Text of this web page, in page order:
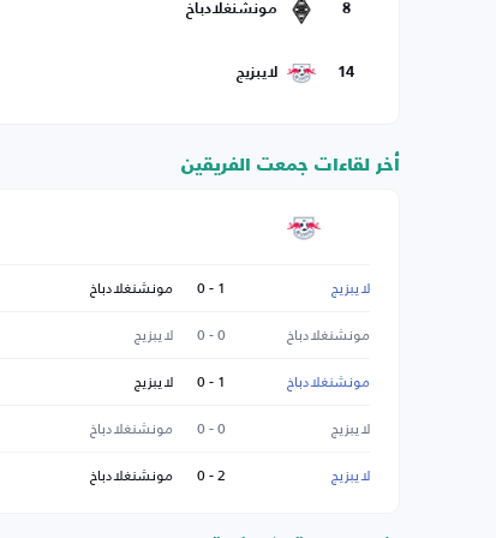
8 مونشنغلادباخ
14 لايبزيج
أخر لقاءات جمعت الفريقين
لايبزيج 1 - 0 مونشنغلادباخ
مونشنغلادباخ
0 - 0 لايبزيج
مونشنغلادباخ
1 - 0 لايبزيج
لايبزيج
0 - 0 مونشنغلادباخ
لايبزيج
2 - 0 مونشنغلادباخ